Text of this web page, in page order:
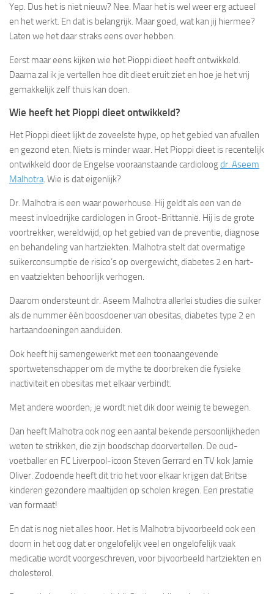
Yep. Dus het is niet nieuw? Nee. Maar het is wel weer erg actueel
en het werkt. En dat is belangrijk. Maar goed, wat kan jij hiermee?
Laten we het daar straks eens over hebben.
Eerst maar eens kijken wie het Pioppi dieet heeft ontwikkeld.
Daarna zal ik je vertellen hoe dit dieet eruit ziet en hoe je het vrij
gemakkelijk zelf thuis kan doen.
Wie heeft het Pioppi dieet ontwikkeld?
Het Pioppi dieet lijkt de zoveelste hype, op het gebied van afvallen
en gezond eten. Niets is minder waar. Het Pioppi dieet is recentelijk
ontwikkeld door de Engelse vooraanstaande cardioloogdr. Aseem
Malhotra. Wie is dat eigenlijk?
Dr. Malhotra is een waar powerhouse. Hij geldt als een van de
meest invloedrijke cardiologen in Groot-Brittannië. Hij is de grote
voortrekker, wereldwijd, op het gebied van de preventie, diagnose
en behandeling van hartziekten. Malhotra stelt dat overmatige
suikerconsumptie de risico’s op overgewicht, diabetes 2 en hart-
en vaatziekten behoorlijk verhogen.
Daarom ondersteunt dr. Aseem Malhotra allerlei studies die suiker
als de nummer één boosdoener van obesitas, diabetes type 2 en
hartaandoeningen aanduiden.
Ook heeft hij samengewerkt met een toonaangevende
sportwetenschapper om de mythe te doorbreken die fysieke
inactiviteit en obesitas met elkaar verbindt.
Met andere woorden; je wordt niet dik door weinig te bewegen.
Dan heeft Malhotra ook nog een aantal bekende persoonlijkheden
weten te strikken, die zijn boodschap doorvertellen. De oud-
voetballer en FC Liverpool-icoon Steven Gerrard en TV kok Jamie
Oliver. Zodoende heeft dit trio het voor elkaar krijgen dat Britse
kinderen gezondere maaltijden op scholen kregen. Een prestatie
van formaat!
En dat is nog niet alles hoor. Het is Malhotra bijvoorbeeld ook een
doorn in het oog dat er ongelofelijk veel en ongelofelijk vaak
medicatie wordt voorgeschreven, voor bijvoorbeeld hartziekten en
cholesterol.